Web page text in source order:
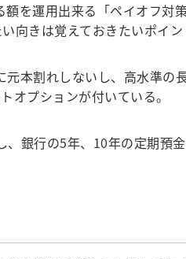
を運用出来る「ペイオフ対
向きは覚えておきたいポイン
本割れしないし、高水準の
オプションが付いている。
銀行の5年、10年の定期預